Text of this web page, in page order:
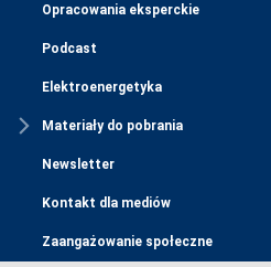
Opracowania eksperckie
Podcast
Elektroenergetyka
Materiały do pobrania
Newsletter
Kontakt dla mediów
Zaangażowanie społeczne